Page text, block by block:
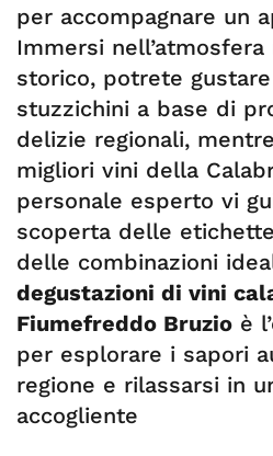
per accompagnare un
Immersi
storico, potrete
stuzzichini a base di
delizie regionali,
migliori vini della
personale esperto vi
scoperta delle
delle combinazioni
degustazioni di vini
Fiumefreddo Bruzio è
per esplorare i sapori
regione e rilassarsi in
accogliente